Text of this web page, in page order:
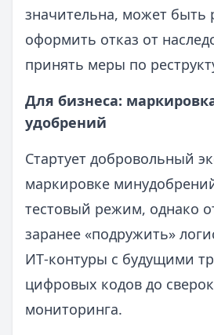
значительна, может быть
оформить отказ от
принять меры по
Для бизнеса:
удобрений
Стартует добровольный
маркировке
тестовый режим, однако
заранее «подружить»
ИТ‑контуры с будущими
цифровых кодов до
мониторинга.